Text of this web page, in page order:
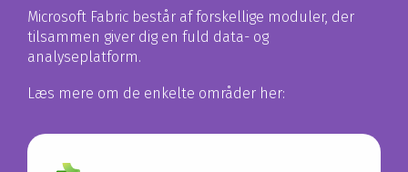
Microsoft Fabric består af forskellige moduler, der
tilsammen giver dig en fuld data- og
analyseplatform.
Læs mere om de enkelte områder her: